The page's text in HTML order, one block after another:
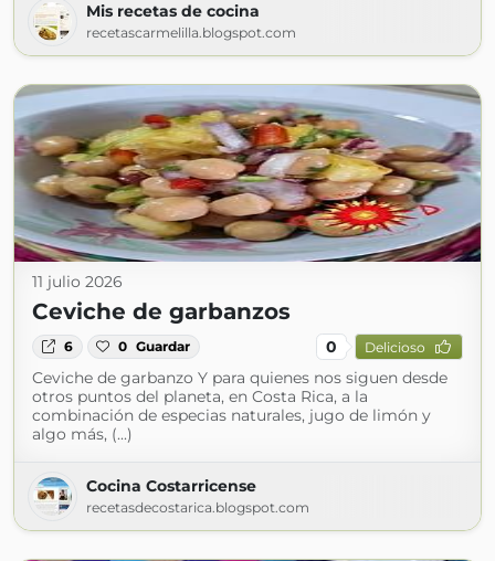
Mis recetas de cocina
recetascarmelilla.blogspot.com
11 julio 2026
Ceviche de garbanzos
6 0 Guardar 0 Delicioso
Ceviche de garbanzo Y para quienes nos siguen desde
otros puntos del planeta, en Costa Rica, a la
combinación de especias naturales, jugo de limón y
algo más, (...)
Cocina Costarricense
recetasdecostarica.blogspot.com